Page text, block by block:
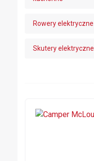
Rowery elektryczne
Skutery elektryczne